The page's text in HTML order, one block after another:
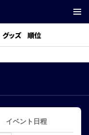
グッズ 順位
イベント日程